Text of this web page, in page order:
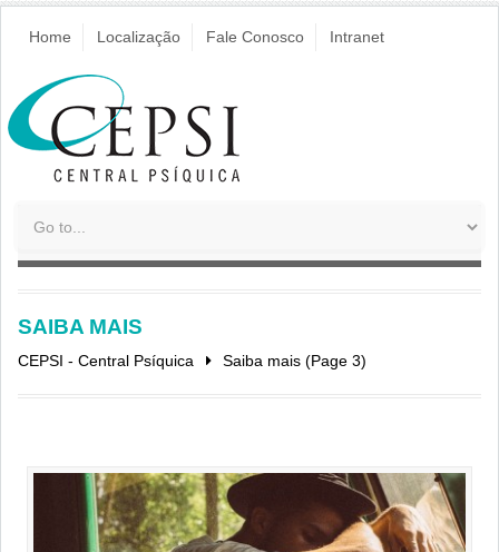
Home Localização Fale Conosco Intranet
SAIBA MAIS
CEPSI - Central Psíquica Saiba mais (Page 3)